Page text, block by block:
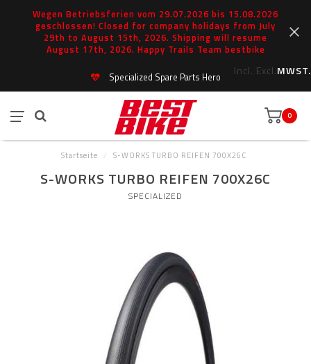
Wegen Betriebsferien vom 29.07.2026 bis 15.08.2026
geschlossen! Closed for company holidays from July
29th to August 15th, 2026. Shipping will resume
August 17th, 2026. Happy Trails Team bestbike
Incl. Excl.MWST.
Specialized Spare Parts Hero
0
Startseite / S-WORKS TURBO REIFEN 700X26C
S-WORKS TURBO REIFEN 700X26C
SPECIALIZED